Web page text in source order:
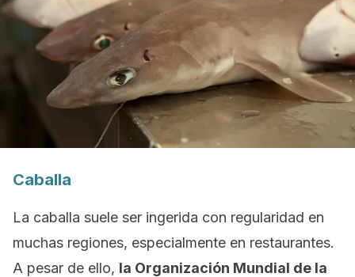
Caballa
La caballa suele ser ingerida con regularidad en
muchas regiones, especialmente en restaurantes.
A pesar de ello, la Organización Mundial de la